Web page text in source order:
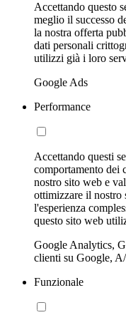
Accettando questo
meglio il successo
la nostra offerta
dati personali
utilizzi già i loro
Google Ads
Performance
Accettando questi
comportamento dei
nostro sito web e
ottimizzare il nostro
l'esperienza
questo sito web
Google Analytics,
clienti su Google,
Funzionale